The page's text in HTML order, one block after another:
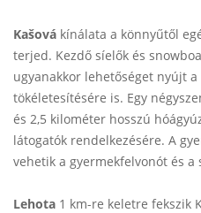
Kašová kínálata a könnyűtől
terjed. Kezdő síelők és
ugyanakkor lehetőséget nyújt
tökéletesítésére is. Egy
és 2,5 kilométer hosszú
látogatók rendelkezésére. A
vehetik a gyermekfelvonót és a
Lehota 1 km-re keletre fekszik